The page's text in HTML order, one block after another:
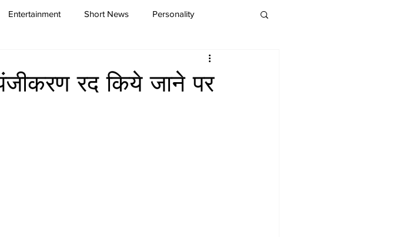
Entertainment Short News Personality
रद किये जाने पर